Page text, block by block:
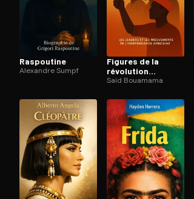
Raspoutine
Alexandre Sumpf
Figures de la
révolution
africaine
Saïd Bouamama